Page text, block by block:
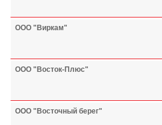
ООО "Виркам"
ООО "Восток-Плюс"
ООО "Восточный берег"